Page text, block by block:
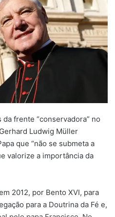
frente “conservadora” no
Ludwig Müller
que “não se submeta a
valorize a importância da
2012, por Bento XVI, para
para a Doutrina da Fé e,